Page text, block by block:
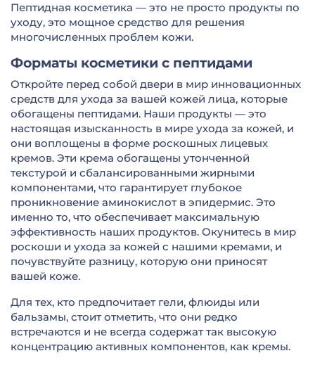
Пептидная косметика — это не просто продукты по
уходу, это мощное средство для решения
многочисленных проблем кожи.
Форматы косметики с пептидами
Откройте перед собой двери в мир инновационных
средств для ухода за вашей кожей лица, которые
обогащены пептидами. Наши продукты — это
настоящая изысканность в мире ухода за кожей, и
они воплощены в форме роскошных лицевых
кремов. Эти крема обогащены утонченной
текстурой и сбалансированными жирными
компонентами, что гарантирует глубокое
проникновение аминокислот в эпидермис. Это
именно то, что обеспечивает максимальную
эффективность наших продуктов. Окунитесь в мир
роскоши и ухода за кожей с нашими кремами, и
почувствуйте разницу, которую они приносят
вашей коже.
Для тех, кто предпочитает гели, флюиды или
бальзамы, стоит отметить, что они редко
встречаются и не всегда содержат так высокую
концентрацию активных компонентов, как кремы.